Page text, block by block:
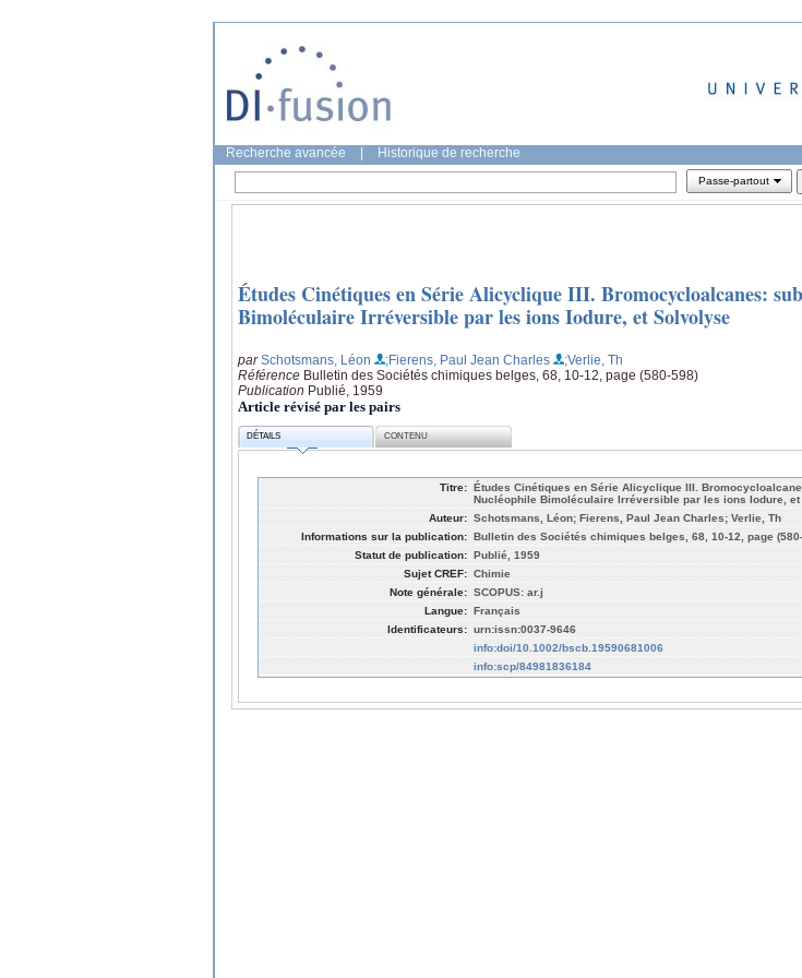
Recherche avancée Historique de recherche
Passe-partout
Études Cinétiques en Série Alicyclique III. Bromocycloalcanes:
Bimoléculaire Irréversible par les ions Iodure, et Solvolyse
parSchotsmans, Léon ;Fierens, Paul Jean Charles
;Verlie, Th
Référence Bulletin des Sociétés chimiques belges, 68, 10-12, page (580-598)
Publication Publié, 1959
Article révisé par les pairs
DÉTAILS CONTENU
Titre: Études Cinétiques en Série Alicyclique III.
Nucléophile Bimoléculaire Irréversible par les ions Iodure,
Auteur: Schotsmans, Léon; Fierens, Paul Jean Charles; Verlie, Th
Informations sur la publication: Bulletin des Sociétés chimiques belges, 68, 10-12, page
Statut de publication: Publié, 1959
Sujet CREF: Chimie
Note générale: SCOPUS: ar.j
Langue: Français
Identificateurs: urn:issn:0037-9646
info:doi/10.1002/bscb.19590681006
info:scp/84981836184